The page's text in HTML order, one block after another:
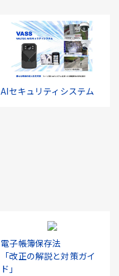
AIセキュリティシステム
電子帳簿保存法
「改正の解説と対策ガイ
ド」